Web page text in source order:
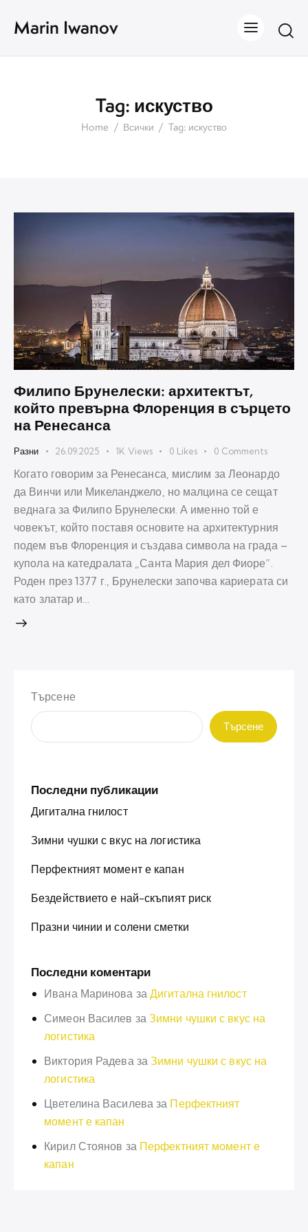
Marin Iwanov
Tag: искуство
Home Всички Tag: искуство
Филипо Брунелески: архитектът,
който превърна Флоренция в сърцето
на Ренесанса
Разни 26.09.2025 1K Views 0 Likes 0 Comments
Когато говорим за Ренесанса, мислим за Леонардо
да Винчи или Микеланджело, но малцина се сещат
веднага за Филипо Брунелески. А именно той е
човекът, който поставя основите на архитектурния
подем във Флоренция и създава символа на града –
купола на катедралата „Санта Мария дел Фиоре“.
Роден през 1377 г., Брунелески започва кариерата си
като златар и…
Търсене
Търсене
Последни публикации
Дигитална гнилост
Зимни чушки с вкус на логистика
Перфектният момент е капан
Бездействието е най-скъпият риск
Празни чинии и солени сметки
Последни коментари
Ивана Маринова за Дигитална гнилост
Симеон Василев за Зимни чушки с вкус на
логистика
Виктория РадевазаЗимни чушки с вкус на
логистика
Цветелина Василева за Перфектният
момент е капан
Кирил Стоянов за Перфектният момент е
капан